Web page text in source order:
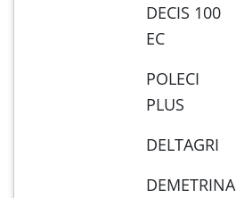
DECIS 100
EC
POLECI
PLUS
DELTAGRI
DEMETRINA